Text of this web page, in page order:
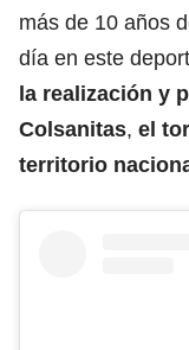
más de 10 años
día en este
la realización y
Colsanitas, el
territorio